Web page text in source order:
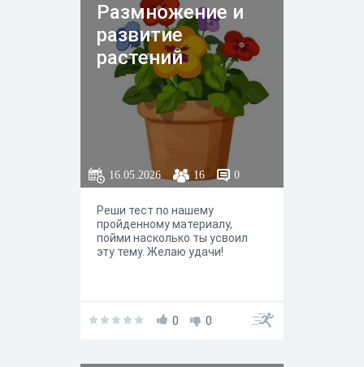
Размножение и
развитие
растений
16.05.2026 16 0
Реши тест по нашему
пройденному материалу,
пойми насколько ты усвоил
эту тему. Желаю удачи!
0 0